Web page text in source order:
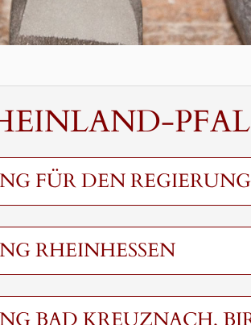
FÜR DEN
RHEINHESSEN